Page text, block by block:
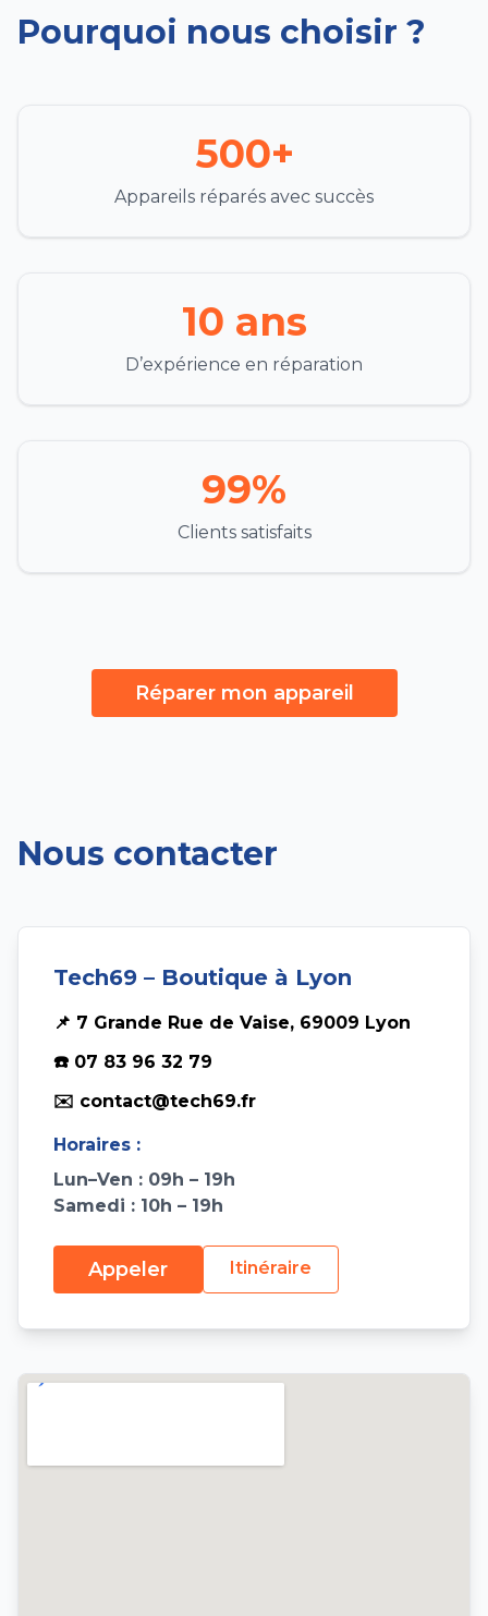
Pourquoi nous choisir ?
500+
Appareils réparés avec succès
10 ans
D’expérience en réparation
99%
Clients satisfaits
Réparer mon appareil
Nous contacter
Tech69 – Boutique à Lyon
📌 7 Grande Rue de Vaise, 69009 Lyon
☎️ 07 83 96 32 79
✉️ contact@tech69.fr
Horaires :
Lun–Ven : 09h – 19h
Samedi : 10h – 19h
Appeler Itinéraire